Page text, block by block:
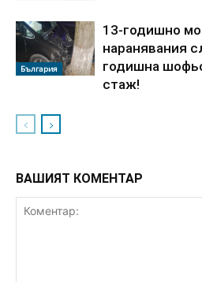
България
13-годишно
наранявания
годишна
стаж!
ВАШИЯТ КОМЕНТАР